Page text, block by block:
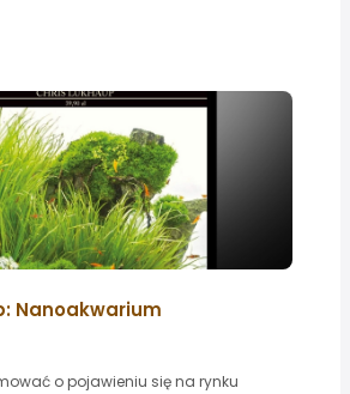
Nanoakwarium
o pojawieniu się na rynku